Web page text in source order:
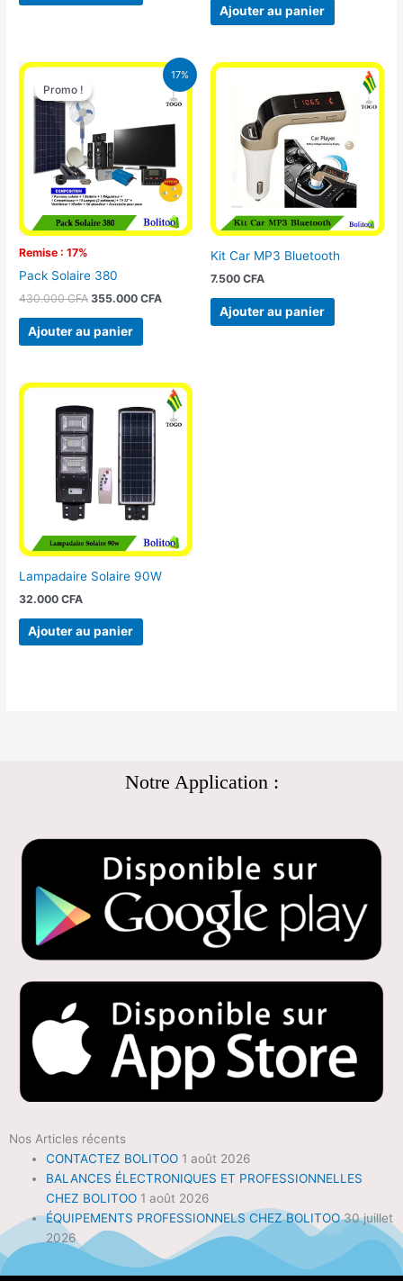
Ajouter au panier
17%
Promo !
Remise : 17%
Promo !
Pack Solaire 380
430.000CFA
Le
initial
était :
430.000 CFA.
355.000CFA
Le
prix
actuel
355.000 CFA.
Ajouter au panier
Kit Car MP3 Bluetooth
7.500 CFA
Ajouter au panier
Lampadaire Solaire 90W
32.000CFA
Ajouter au panier
Notre Application :
Nos Articles récents
CONTACTEZ BOLITOO 1 août 2026
BALANCES ÉLECTRONIQUES ET PROFESSIONNELLES
CHEZ BOLITOO 1 août 2026
ÉQUIPEMENTS PROFESSIONNELS CHEZ BOLITOO 30 juillet
2026